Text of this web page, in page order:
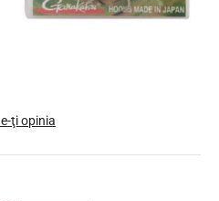
ţi opinia